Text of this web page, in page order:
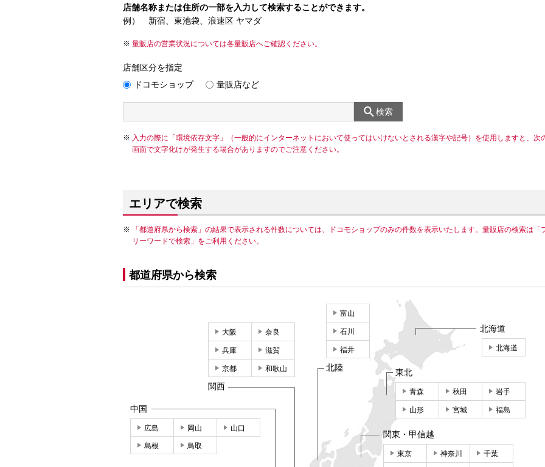
店舗名称または住所の一部を入力して検索することができます。
例） 新宿、東池袋、浪速区 ヤマダ
量販店の営業状況については各量販店へご確認ください。
店舗区分を指定
ドコモショップ
量販店など
検索
入力の際に「環境依存文字」（一般的にインターネットにおいて使ってはいけないとされる漢字や記号）を使用しますと、次
画面で文字化けが発生する場合がありますのでご注意ください。
エリアで検索
「都道府県から検索」の結果で表示される件数については、ドコモショップのみの件数を表示いたします。量販店の検索は「
リーワードで検索」をご利用ください。
都道府県から検索
北海道
北海道
東北
青森 秋田 岩手
山形 宮城 福島
関東・甲信越
東京 神奈川 千葉
富山
石川
福井
北陸
大阪 奈良
兵庫 滋賀
京都 和歌山
関西
中国
広島 岡山 山口
島根 鳥取